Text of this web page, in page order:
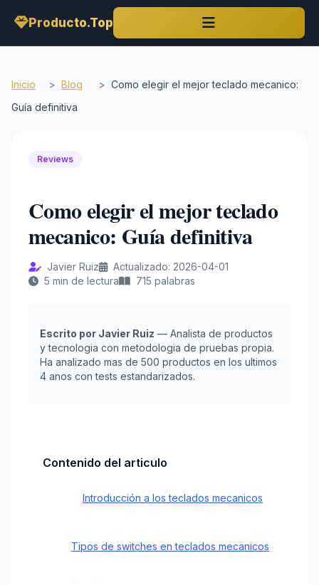
Producto.Top
Inicio > Blog > Como elegir el mejor teclado mecanico:
Guía definitiva
Reviews
Como elegir el mejor teclado
mecanico: Guía definitiva
Javier Ruiz
Actualizado: 2026-04-01
5 min de lectura
715 palabras
Escrito por Javier Ruiz — Analista de productos
y tecnologia con metodologia de pruebas propia.
Ha analizado mas de 500 productos en los ultimos
4 anos con tests estandarizados.
Contenido del articulo
Introducción a los teclados mecanicos
Tipos de switches en teclados mecanicos